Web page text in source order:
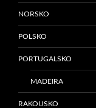
NORSKO
POLSKO
PORTUGALSKO
MADEIRA
RAKOUSKO